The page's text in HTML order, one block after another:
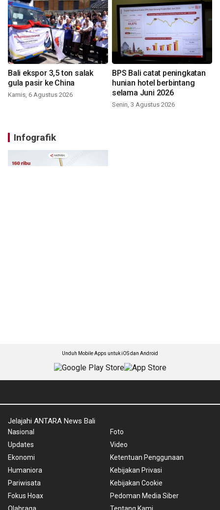
Bali ekspor 3,5 ton salak
gula pasir ke China
Kamis, 6 Agustus 2026
BPS Bali catat peningkatan
hunian hotel berbintang
selama Juni 2026
Senin, 3 Agustus 2026
Infografik
Unduh Mobile Apps untuk iOS dan Android
Jelajahi ANTARA News Bali
Nasional
Updates
Ekonomi
Humaniora
Pariwisata
Fokus Hoax
Foto
Video
Ketentuan Penggunaan
Kebijakan Privasi
Kebijakan Cookie
Pedoman Media Siber